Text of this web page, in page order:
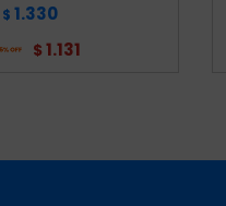
$ 1.330
$ 1.131